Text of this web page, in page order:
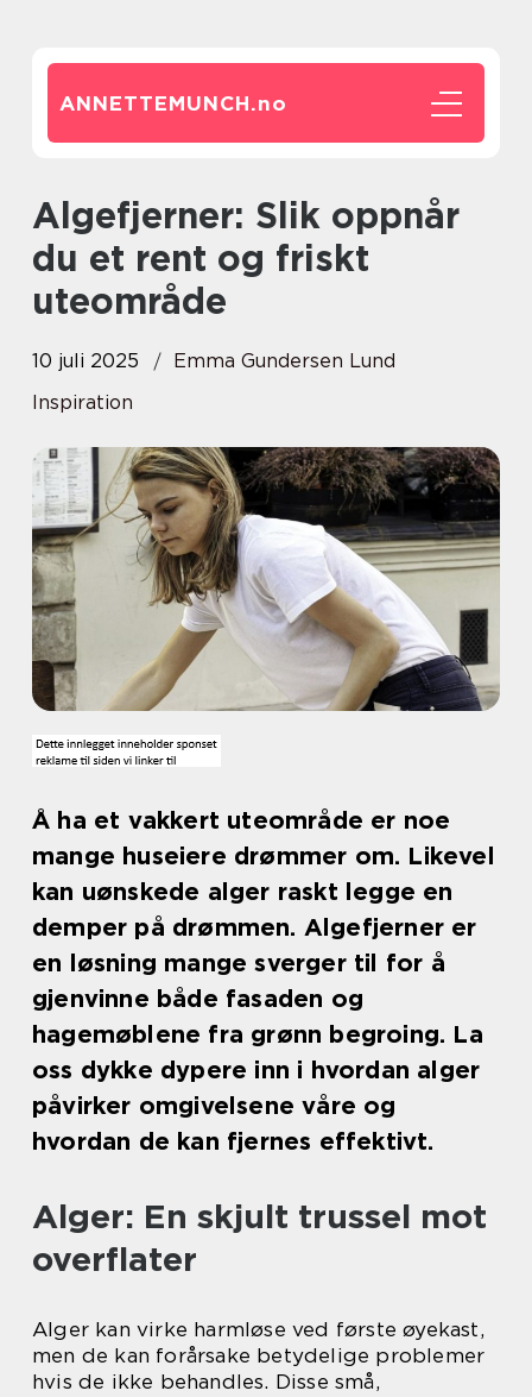
ANNETTEMUNCH.no
Algefjerner: Slik oppnår
du et rent og friskt
uteområde
10 juli 2025
Emma Gundersen Lund
Inspiration
Å ha et vakkert uteområde er noe
mange huseiere drømmer om. Likevel
kan uønskede alger raskt legge en
demper på drømmen. Algefjerner er
en løsning mange sverger til for å
gjenvinne både fasaden og
hagemøblene fra grønn begroing. La
oss dykke dypere inn i hvordan alger
påvirker omgivelsene våre og
hvordan de kan fjernes effektivt.
Alger: En skjult trussel mot
overflater
Alger kan virke harmløse ved første øyekast,
men de kan forårsake betydelige problemer
hvis de ikke behandles. Disse små,